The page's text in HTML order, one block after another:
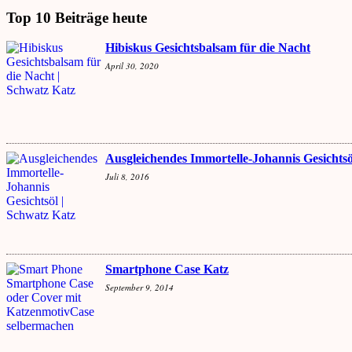
Top 10 Beiträge heute
Hibiskus Gesichtsbalsam für die Nacht
April 30, 2020
Ausgleichendes Immortelle-Johannis
Juli 8, 2016
Smartphone Case Katz
September 9, 2014